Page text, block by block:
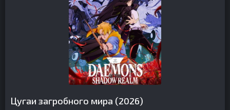
Цугаи загробного мира (2026)